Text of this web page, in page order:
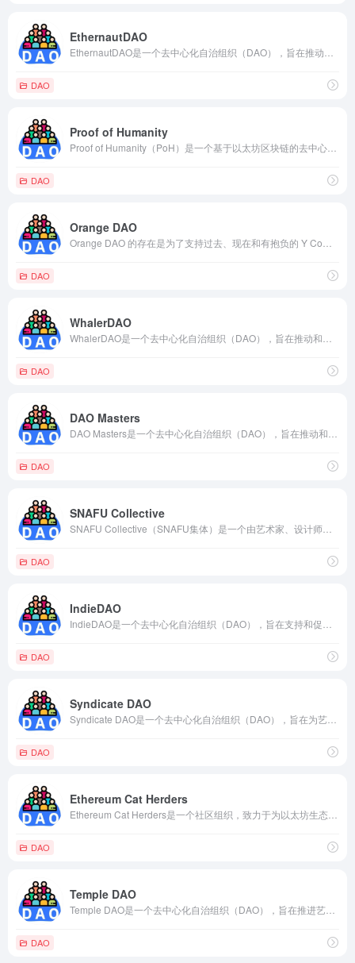
EthernautDAO
DAO
Proof of Humanity
DAO
Orange DAO
DAO
WhalerDAO
DAO
DAO Masters
DAO
SNAFU Collective
DAO
IndieDAO
DAO
Syndicate DAO
DAO
Ethereum Cat Herders
DAO
Temple DAO
DAO